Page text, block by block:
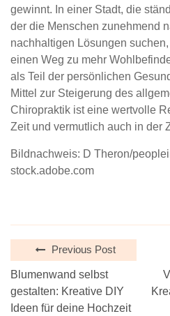
gewinnt. In einer Stadt, die
der die Menschen zunehmend
nachhaltigen Lösungen
einen Weg zu mehr
als Teil der persönlichen
Mittel zur Steigerung des
Chiropraktik ist eine wertvolle
Zeit und vermutlich auch in der
Bildnachweis: D Theron/
stock.adobe.com
Previous Post
Blumenwand selbst
gestalten: Kreative DIY
Ideen für deine Hochzeit